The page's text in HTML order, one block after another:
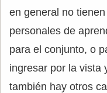
en general no
personales de
para el conjunto, o
ingresar por la vista
también hay otros